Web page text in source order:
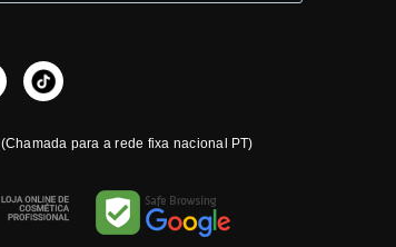
(Chamada para a rede fixa nacional PT)